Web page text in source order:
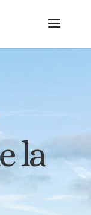
la